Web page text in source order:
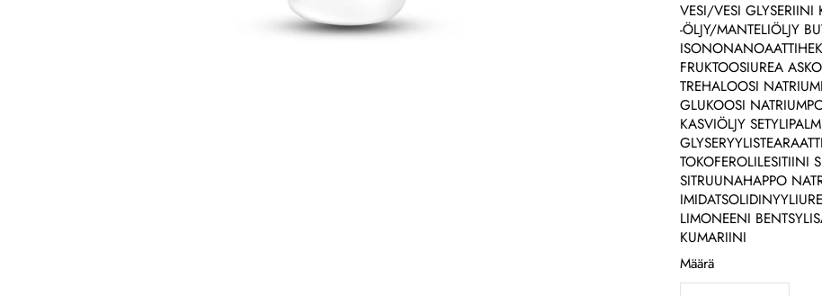
VESI/VESI GLYSERIINI
-ÖLJY/MANTELIÖLJY
FRUKTOOSIUREA
TREHALOOSI
GLUKOOSI
KASVIÖLJY
TOKOFEROLILESITIINI
SITRUUNAHAPPO
LIMONEENI
KUMARIINI
Määrä